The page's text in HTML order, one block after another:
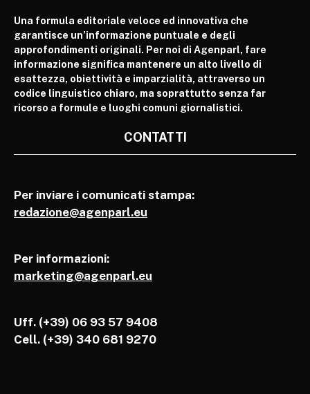
Una formula editoriale veloce ed innovativa che
garantisce un’informazione puntuale e degli
approfondimenti originali. Per noi di Agenparl, fare
informazione significa mantenere un alto livello di
esattezza, obiettività e imparzialità, attraverso un
codice linguistico chiaro, ma soprattutto senza far
ricorso a formule e luoghi comuni giornalistici.
CONTATTI
Per inviare i comunicati stampa:
redazione@agenparl.eu
Per informazioni:
marketing@agenparl.eu
Uff. (+39) 06 93 57 9408
Cell. (+39) 340 681 9270